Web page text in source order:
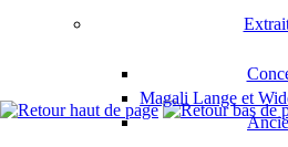
Magali Lange et